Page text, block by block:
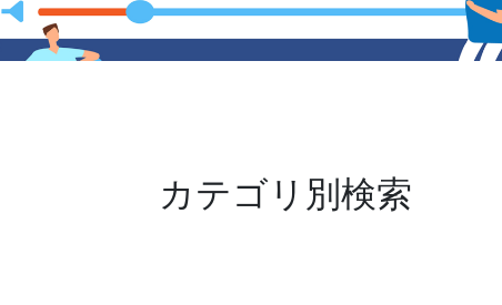
カテゴリ別検索